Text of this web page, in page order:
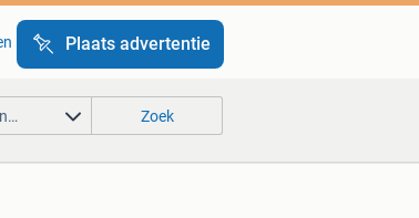
Plaats advertentie
Zoek